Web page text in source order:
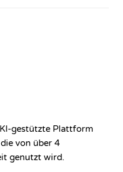
gestützte Plattform
von über 4
genutzt wird.